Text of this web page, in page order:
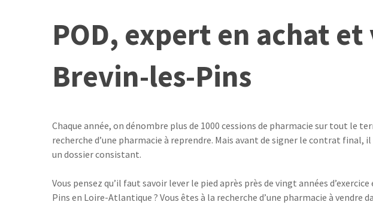
POD, expert en achat
Brevin-les-Pins
Chaque année, on dénombre plus de 1000 cessions de pharmacie sur tout
recherche d’une pharmacie à reprendre. Mais avant de signer le contrat
un dossier consistant.
Vous pensez qu’il faut savoir lever le pied après près de vingt années
Pins en Loire-Atlantique ? Vous êtes à la recherche d’une pharmacie à vendre